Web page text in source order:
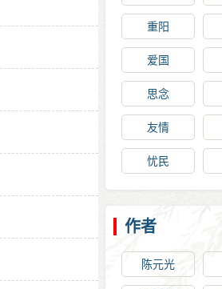
重阳
爱国
思念
友情
忧民
作者
陈元光